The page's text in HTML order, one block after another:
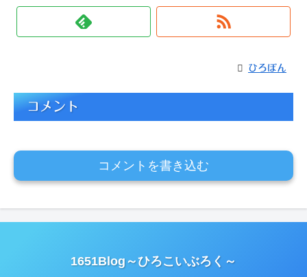
ひろぼん
コメント
コメントを書き込む
1651Blog～ひろこいぶろく～